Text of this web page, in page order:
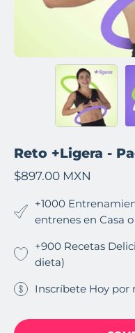
Reto +Ligera -
$897.00 MXN
+1000
entrenes en Casa
+900 Recetas
dieta)
Inscríbete Hoy por